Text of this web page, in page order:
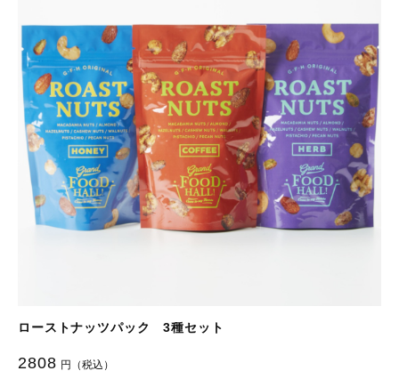
ローストナッツパック 3種セット
2808 円（税込）